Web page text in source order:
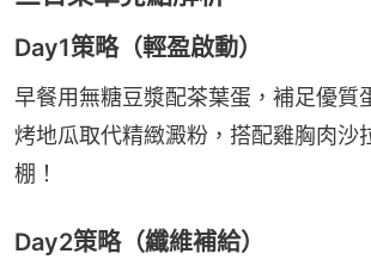
Day1策略（輕盈啟動）
早餐用無糖豆漿配茶葉蛋，補足優質
烤地瓜取代精緻澱粉，搭配雞胸肉沙
棚！
Day2策略（纖維補給）